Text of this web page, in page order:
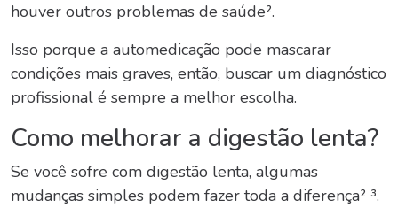
houver outros problemas de saúde².
Isso porque a automedicação pode mascarar
condições mais graves, então, buscar um diagnóstico
profissional é sempre a melhor escolha.
Como melhorar a digestão lenta?
Se você sofre com digestão lenta, algumas
mudanças simples podem fazer toda a diferença² ³.